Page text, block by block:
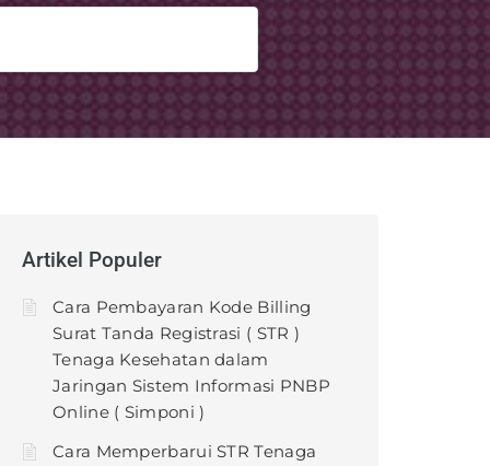
Artikel Populer
Cara Pembayaran Kode Billing
Surat Tanda Registrasi ( STR )
Tenaga Kesehatan dalam
Jaringan Sistem Informasi PNBP
Online ( Simponi )
Cara Memperbarui STR Tenaga